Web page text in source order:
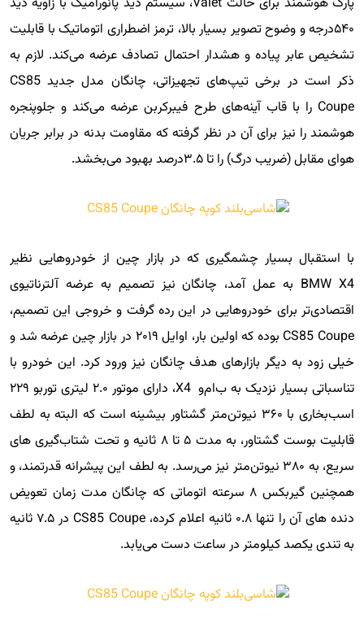
۵۴۰درجه و وضوح تصویر بسیار بالا، ترمز اضطراری اتوماتیک با قابلیت
تشخیص عابر پیاده و هشدار احتمال تصادف عرضه می‌کند. لازم به
ذکر است در برخی تیپ‌های تجهیزاتی، چانگان مدل جدید CS85
Coupe را با قاب آینه‌های طرح فیبرکربن عرضه می‌کند و جلوپنجره
هوشمند را نیز برای آن در نظر گرفته که مقاومت بدنه در برابر جریان
هوای مقابل (ضریب درگ) را تا ۳.۵درصد بهبود می‌بخشد.
با استقبال بسیار چشمگیری که در بازار چین از خودروهایی نظیر
BMW X4 به عمل آمد، چانگان نیز تصمیم به عرضه آلترناتیوی
اقتصادی‌تر برای خودروهایی در این رده گرفت و خروجی این تصمیم،
CS85 Coupe بوده که اولین بار، اوایل ۲۰۱۹ در بازار چین عرضه شد و
خیلی زود به دیگر بازارهای هدف چانگان نیز ورود کرد. این خودرو با
تناسباتی بسیار نزدیک به ب‌ام‌و ‌ X4، دارای موتور ۲.۰ لیتری توربو ۲۲۹
اسب‌بخاری با ۳۶۰ نیوتن‌متر گشتاور بیشینه است که البته به لطف
قابلیت بوست گشتاور، به مدت ۵ تا ۸ ثانیه و تحت شتاب‌گیری های
سریع، به ۳۸۰ نیوتن‌متر نیز می‌رسد. به لطف این پیشرانه قدرتمند، و
همچنین گیربکس ۸ سرعته اتوماتی که چانگان مدت زمان تعویض
دنده های آن را تنها ۰.۸ ثانیه اعلام کرده، CS85 Coupe در ۷.۵ ثانیه
به تندی یکصد کیلومتر در ساعت دست می‌یابد.